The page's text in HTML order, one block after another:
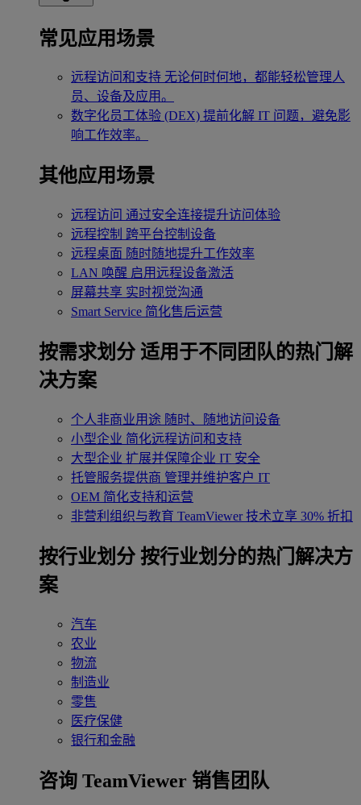
常见应用场景
远程访问和支持 无论何时何地，都能轻松管理人
员、设备及应用。
数字化员工体验 (DEX) 提前化解 IT 问题，避免影
响工作效率。
其他应用场景
远程访问 通过安全连接提升访问体验
远程控制 跨平台控制设备
远程桌面 随时随地提升工作效率
LAN 唤醒 启用远程设备激活
屏幕共享 实时视觉沟通
Smart Service 简化售后运营
按需求划分 适用于不同团队的热门解
决方案
个人非商业用途 随时、随地访问设备
小型企业 简化远程访问和支持
大型企业 扩展并保障企业 IT 安全
托管服务提供商 管理并维护客户 IT
OEM 简化支持和运营
非营利组织与教育 TeamViewer 技术立享 30% 折扣
‌按行业划分 按行业划分的热门解决方
案
汽车
农业
物流
制造业
零售
医疗保健
银行和金融
咨询 TeamViewer 销售团队